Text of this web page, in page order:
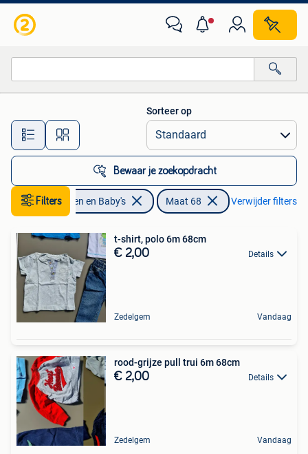
Alle afstanden…
Sorteer op
Bewaar je zoekopdracht
Filters
Kinderen en Baby's Maat 68 Verwijder filters
t-shirt, polo 6m 68cm
€ 2,00 Details
Zedelgem Vandaag
rood-grijze pull trui 6m 68cm
€ 2,00 Details
Zedelgem Vandaag